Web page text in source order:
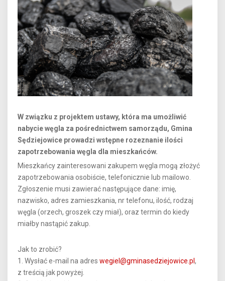
W związku z projektem ustawy, która ma umożliwić
nabycie węgla za pośrednictwem samorządu, Gmina
Sędziejowice prowadzi wstępne rozeznanie ilości
zapotrzebowania węgla dla mieszkańców.
Mieszkańcy zainteresowani zakupem węgla mogą złożyć
zapotrzebowania osobiście, telefonicznie lub mailowo.
Zgłoszenie musi zawierać następujące dane: imię,
nazwisko, adres zamieszkania, nr telefonu, ilość, rodzaj
węgla (orzech, groszek czy miał), oraz termin do kiedy
miałby nastąpić zakup.
Jak to zrobić?
1. Wysłać e-mail na adres wegiel@gminasedziejowice.pl ,
z treścią jak powyżej.